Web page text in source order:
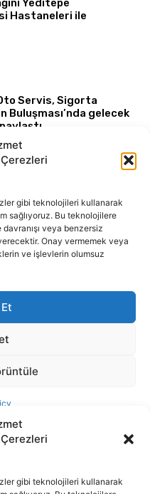
gibi teknolojileri kullanarak